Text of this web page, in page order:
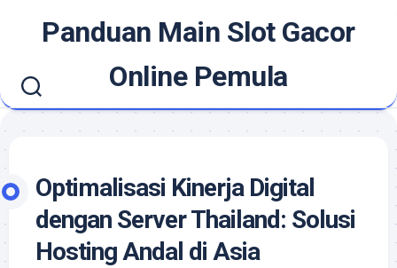
Panduan Main Slot Gacor
Online Pemula
Optimalisasi Kinerja Digital
dengan Server Thailand: Solusi
Hosting Andal di Asia